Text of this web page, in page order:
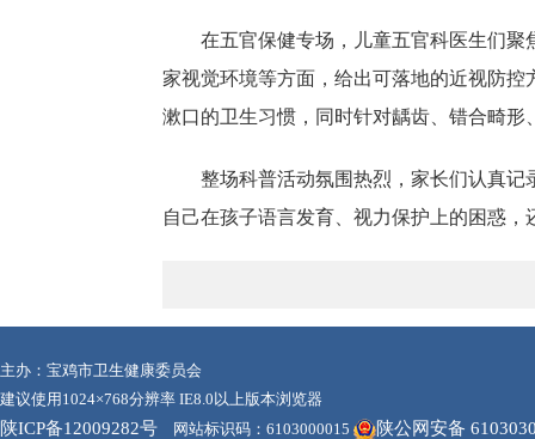
在五官保健专场，儿童五官科医生们
家视觉环境等方面，给出可落地的近视防
漱口的卫生习惯，同时针对龋齿、错合畸
整场科普活动氛围热烈，家长们认真
自己在孩子语言发育、视力保护上的困惑
主办：宝鸡市卫生健康委员会
建议使用1024×768分辨率 IE8.0以上版本浏览器
陕ICP备12009282号 网站标识码：6103000015 陕公网安备